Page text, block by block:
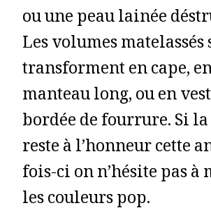
ou une peau lainée
Les volumes matelassés
transforment en cape,
manteau long, ou en
bordée de fourrure. Si
reste à l’honneur cette
fois-ci on n’hésite pas à
les couleurs pop.